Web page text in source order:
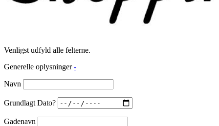
Venligst udfyld alle felterne.
Generelle oplysninger -
Navn
Grundlagt Dato?
Gadenavn